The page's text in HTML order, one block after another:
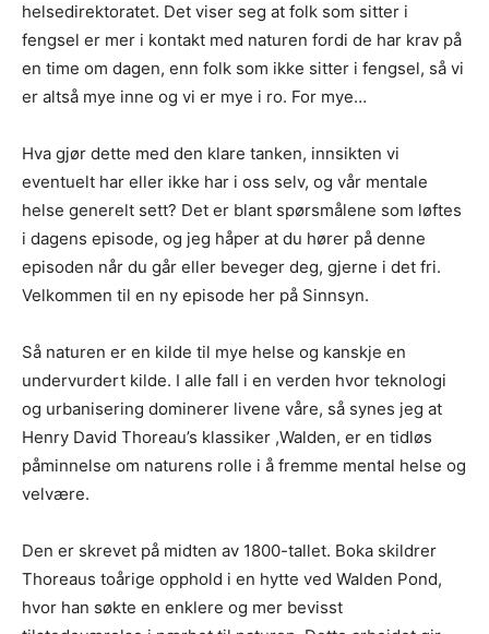
helsedirektoratet. Det viser seg at folk som sitter i
fengsel er mer i kontakt med naturen fordi de har krav på
en time om dagen, enn folk som ikke sitter i fengsel, så vi
er altså mye inne og vi er mye i ro. For mye…
Hva gjør dette med den klare tanken, innsikten vi
eventuelt har eller ikke har i oss selv, og vår mentale
helse generelt sett? Det er blant spørsmålene som løftes
i dagens episode, og jeg håper at du hører på denne
episoden når du går eller beveger deg, gjerne i det fri.
Velkommen til en ny episode her på Sinnsyn.
Så naturen er en kilde til mye helse og kanskje en
undervurdert kilde. I alle fall i en verden hvor teknologi
og urbanisering dominerer livene våre, så synes jeg at
Henry David Thoreau’s klassiker ,Walden, er en tidløs
påminnelse om naturens rolle i å fremme mental helse og
velvære.
Den er skrevet på midten av 1800-tallet. Boka skildrer
Thoreaus toårige opphold i en hytte ved Walden Pond,
hvor han søkte en enklere og mer bevisst